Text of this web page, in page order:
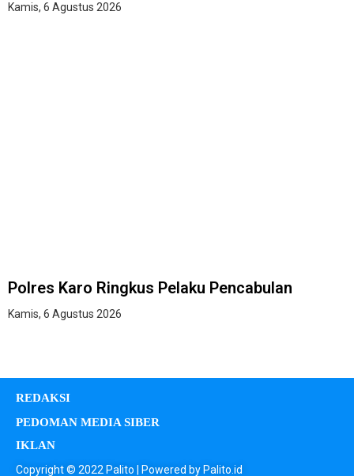
Kamis, 6 Agustus 2026
Polres Karo Ringkus Pelaku Pencabulan
Kamis, 6 Agustus 2026
REDAKSI
PEDOMAN MEDIA SIBER
IKLAN
Copyright © 2022 Palito | Powered by Palito.id